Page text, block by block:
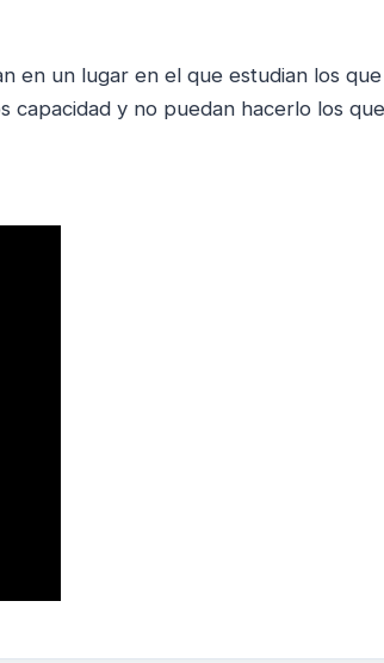
en un lugar en el que estudian los
capacidad y no puedan hacerlo los